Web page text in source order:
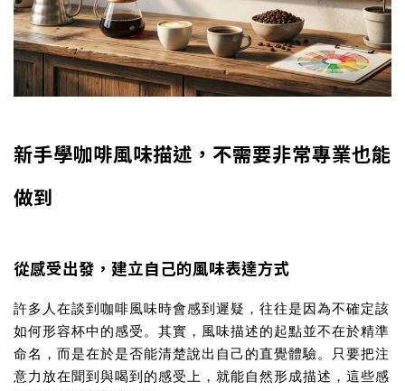
新手學咖啡風味描述，不需要非常專業也能
做到
從感受出發，建立自己的風味表達方式
許多人在談到咖啡風味時會感到遲疑，往往是因為不確定該
如何形容杯中的感受。其實，風味描述的起點並不在於精準
命名，而是在於是否能清楚說出自己的直覺體驗。只要把注
意力放在聞到與喝到的感受上，就能自然形成描述，這些感